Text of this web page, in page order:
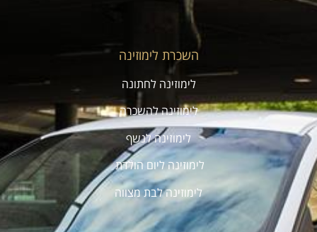
השכרת לימוזינה
לימוזינה לחתונה
לימוזינה להשכרה
לימוזינה לנשף
לימוזינה ליום הולדת
לימוזינה לבת מצווה